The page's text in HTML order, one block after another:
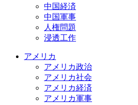
中国経済
中国軍事
人権問題
浸透工作
アメリカ
アメリカ政治
アメリカ社会
アメリカ経済
アメリカ軍事